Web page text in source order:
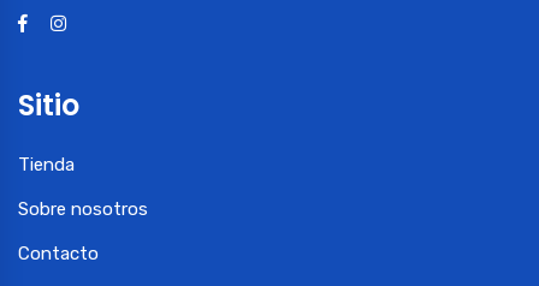
Sitio
Tienda
Sobre nosotros
Contacto